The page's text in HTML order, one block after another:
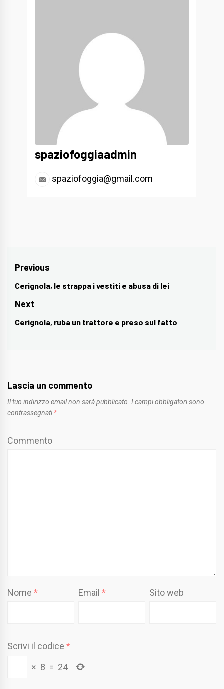
spaziofoggiaadmin
spaziofoggia@gmail.com
Navigazione
articoli
Previous
Previous
post:
Cerignola, le strappa i vestiti e abusa di lei
Next
Next
Cerignola, ruba un trattore e preso sul fatto
Lascia un commento
Il tuo indirizzo email non sarà pubblicato. I campi obbligatori sono
contrassegnati *
Commento
Nome * Email* Sito web
Scrivi il codice *
× 8 = 24